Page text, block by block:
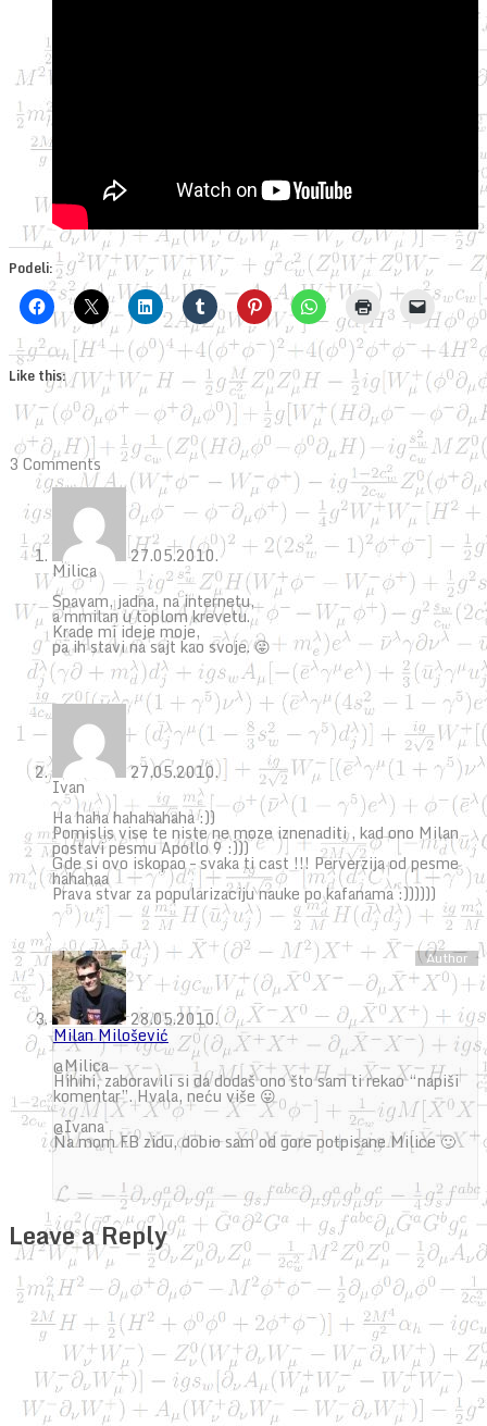
Podeli:
Like this:
3 Comments
27.05.2010.
Milica
Spavam, jadna, na internetu,
a mmilan u toplom krevetu.
Krade mi ideje moje,
pa ih stavi na sajt kao svoje. 😛
27.05.2010.
Ivan
Ha haha hahahahaha :))
Pomislis vise te niste ne moze iznenaditi , kad ono Milan
postavi pesmu Apollo 9 :)))
Gde si ovo iskopao – svaka ti cast !!! Perverzija od pesme
hahahaa
Prava stvar za popularizaciju nauke po kafanama :))))))
28.05.2010.
Milan Milošević
@Milica
Hihihi, zaboravili si da dodaš ono što sam ti rekao “napiši
komentar”. Hvala, neću više 😛
@Ivana
Na mom FB zidu, dobio sam od gore potpisane Milice 🙂
Leave a Reply